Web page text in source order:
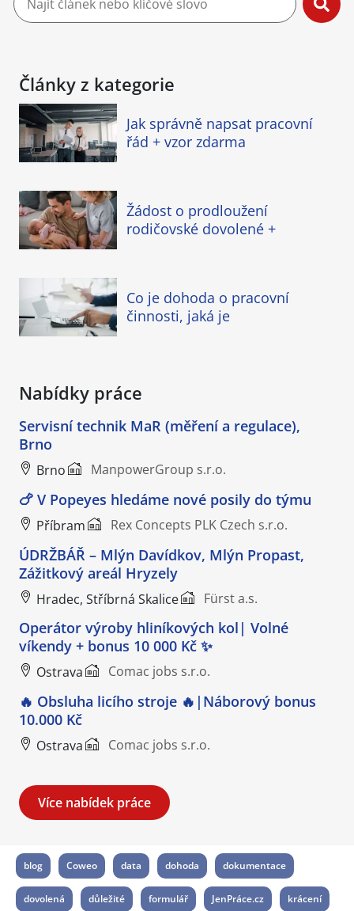
Články z kategorie
Jak správně napsat pracovní
řád + vzor zdarma
Žádost o prodloužení
rodičovské dovolené +
Co je dohoda o pracovní
činnosti, jaká je
Nabídky práce
Servisní technik MaR (měření a regulace),
Brno
Brno ManpowerGroup s.r.o.
🍗 V Popeyes hledáme nové posily do týmu
Příbram Rex Concepts PLK Czech s.r.o.
ÚDRŽBÁŘ – Mlýn Davídkov, Mlýn Propast,
Zážitkový areál Hryzely
Hradec, Stříbrná Skalice Fürst a.s.
Operátor výroby hliníkových kol| Volné
víkendy + bonus 10 000 Kč ✨
Ostrava Comac jobs s.r.o.
🔥 Obsluha licího stroje 🔥|Náborový bonus
10.000 Kč
Ostrava Comac jobs s.r.o.
Více nabídek práce
blog Coweo data dohoda dokumentace
dovolená důležité formulář JenPráce.cz krácení